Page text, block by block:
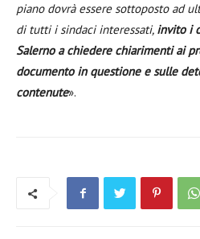
piano dovrà essere sottoposto ad
di tutti i sindaci interessati, invito i
Salerno a chiedere chiarimenti ai
documento in questione e sulle
contenute».